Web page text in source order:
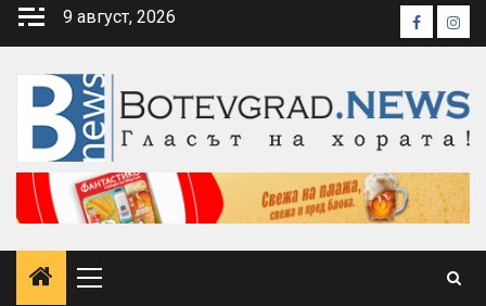
Skip
9 август, 2026 Facebook
Primary